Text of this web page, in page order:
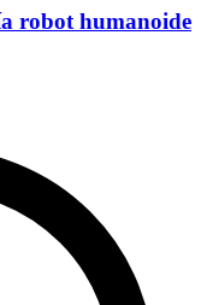
robot humanoide